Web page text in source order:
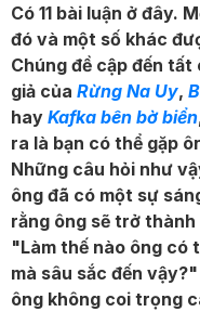
Có 11 bài luận ở đây.
đó và một số khác
Chúng đề cập đến
giả của Rừng Na Uy,
hay Kafka bên bờ biển
ra là bạn có thể gặp
Những câu hỏi như
ông đã có một sự
rằng ông sẽ trở
"Làm thế nào ông có
mà sâu sắc đến
ông không coi trọng